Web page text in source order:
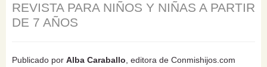
REVISTA PARA NIÑOS Y NIÑAS A PARTIR
DE 7 AÑOS
Publicado por Alba Caraballo , editora de Conmishijos.com